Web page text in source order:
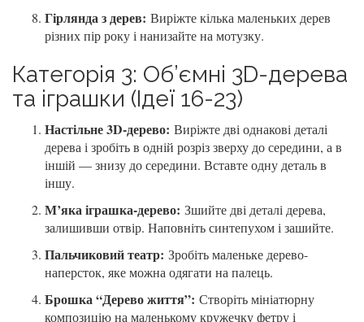
Гірлянда з дерев: Виріжте кілька маленьких дерев
різних пір року і нанизайте на мотузку.
Категорія 3: Об’ємні 3D-дерева
та іграшки (Ідеї 16-23)
Настільне 3D-дерево: Виріжте дві однакові деталі
дерева і зробіть в одній розріз зверху до середини, а в
іншій — знизу до середини. Вставте одну деталь в
іншу.
М’яка іграшка-дерево: Зшийте дві деталі дерева,
залишивши отвір. Наповніть синтепухом і зашийте.
Пальчиковий театр: Зробіть маленьке дерево-
наперсток, яке можна одягати на палець.
Брошка “Дерево життя”: Створіть мініатюрну
композицію на маленькому кружечку фетру і